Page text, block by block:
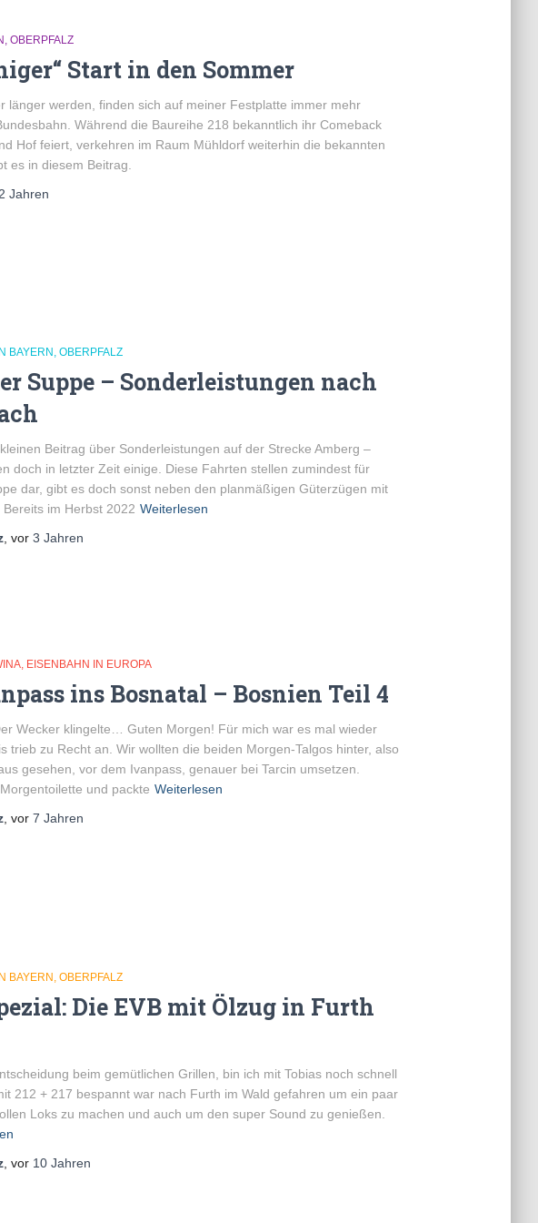
OBERPFALZ
Start in den Sommer
länger werden, finden sich auf meiner Festplatte immer mehr
Während die Baureihe 218 bekanntlich ihr Comeback
Hof feiert, verkehren im Raum Mühldorf weiterhin die bekannten
es in diesem Beitrag.
2 Jahren
BAYERN OBERPFALZ
Suppe – Sonderleistungen nach
Beitrag über Sonderleistungen auf der Strecke Amberg –
doch in letzter Zeit einige. Diese Fahrten stellen zumindest für
dar, gibt es doch sonst neben den planmäßigen Güterzügen mit
im Herbst 2022 Weiterlesen
, vor 3 Jahren
EISENBAHN IN EUROPA
ins Bosnatal – Bosnien Teil 4
Wecker klingelte… Guten Morgen! Für mich war es mal wieder
trieb zu Recht an. Wir wollten die beiden Morgen-Talgos hinter, also
gesehen, vor dem Ivanpass, genauer bei Tarcin umsetzen.
und packte Weiterlesen
, vor 7 Jahren
BAYERN OBERPFALZ
Die EVB mit Ölzug in Furth
beim gemütlichen Grillen, bin ich mit Tobias noch schnell
212 + 217 bespannt war nach Furth im Wald gefahren um ein paar
Loks zu machen und auch um den super Sound zu genießen.
, vor 10 Jahren